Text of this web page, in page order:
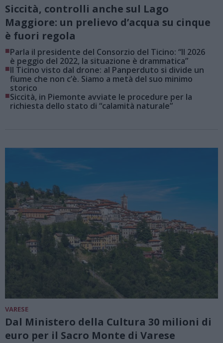
Siccità, controlli anche sul Lago
Maggiore: un prelievo d’acqua su cinque
è fuori regola
■Parla il presidente del Consorzio del Ticino: “Il 2026
è peggio del 2022, la situazione è drammatica”
■Il Ticino visto dal drone: al Panperduto si divide un
fiume che non c’è. Siamo a metà del suo minimo
storico
■Siccità, in Piemonte avviate le procedure per la
richiesta dello stato di “calamità naturale”
VARESE
Dal Ministero della Cultura 30 milioni di
euro per il Sacro Monte di Varese